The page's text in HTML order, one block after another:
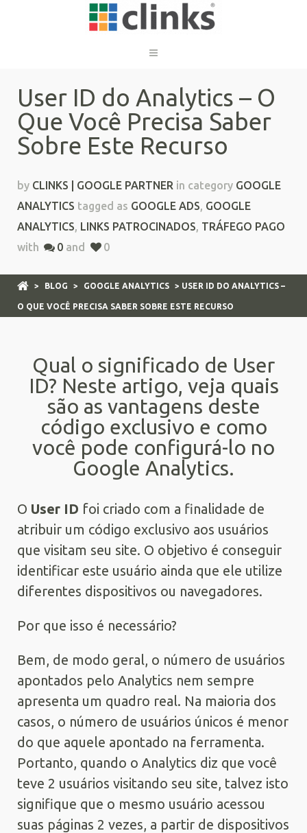
User ID do Analytics – O
Que Você Precisa Saber
Sobre Este Recurso
by CLINKS | GOOGLE PARTNER in category GOOGLE
ANALYTICS tagged as GOOGLE ADS, GOOGLE
ANALYTICS, LINKS PATROCINADOS, TRÁFEGO PAGO
with
0 and 0
> BLOG > GOOGLE ANALYTICS > USER ID DO ANALYTICS –
O QUE VOCÊ PRECISA SABER SOBRE ESTE RECURSO
Qual o significado de User
ID? Neste artigo, veja quais
são as vantagens deste
código exclusivo e como
você pode configurá-lo no
Google Analytics.
O User ID foi criado com a finalidade de
atribuir um código exclusivo aos usuários
que visitam seu site. O objetivo é conseguir
identificar este usuário ainda que ele utilize
diferentes dispositivos ou navegadores.
Por que isso é necessário?
Bem, de modo geral, o número de usuários
apontados pelo Analytics nem sempre
apresenta um quadro real. Na maioria dos
casos, o número de usuários únicos é menor
do que aquele apontado na ferramenta.
Portanto, quando o Analytics diz que você
teve 2 usuários visitando seu site, talvez isto
signifique que o mesmo usuário acessou
suas páginas 2 vezes, a partir de dispositivos